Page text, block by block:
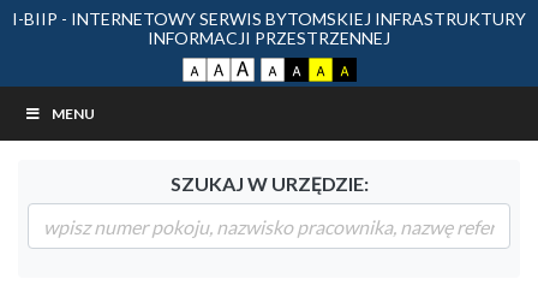
I-BIIP - INTERNETOWY SERWIS BYTOMSKIEJ INFRASTRUKTURY
INFORMACJI PRZESTRZENNEJ
MENU
SZUKAJ W URZĘDZIE: